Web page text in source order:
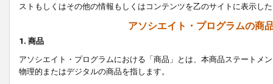
ストもしくはその他の情報もしくはコンテンツを乙のサイトに表示し
アソシエイト・プログラムの商
1. 商品
アソシエイト・プログラムにおける「商品」とは、本商品ステートメ
物理的またはデジタルの商品を指します。